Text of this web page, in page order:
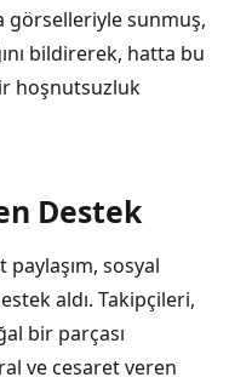
görselleriyle sunmuş,
bildirerek, hatta bu
hoşnutsuzluk
Destek
paylaşım, sosyal
aldı. Takipçileri,
bir parçası
ve cesaret veren